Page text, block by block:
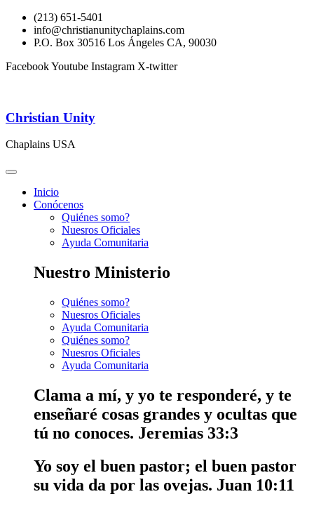
(213) 651-5401
info@christianunitychaplains.com
P.O. Box 30516 Los Ángeles CA, 90030
FacebookYoutube Instagram X-twitter
Christian Unity
Chaplains USA
Inicio
Conócenos
Quiénes somo?
Nuesros Oficiales
Ayuda Comunitaria
Nuestro Ministerio
Quiénes somo?
Nuesros Oficiales
Ayuda Comunitaria
Quiénes somo?
Nuesros Oficiales
Ayuda Comunitaria
Clama a mí, y yo te responderé, y te
enseñaré cosas grandes y ocultas que
tú no conoces. Jeremias 33:3
Yo soy el buen pastor; el buen pastor
su vida da por las ovejas. Juan 10:11